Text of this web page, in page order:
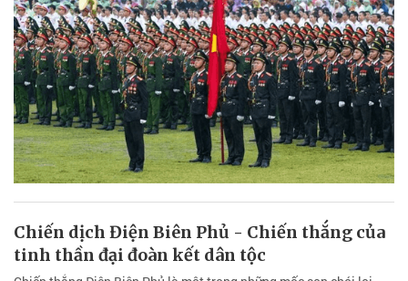
Chiến dịch Điện Biên Phủ - Chiến thắng của
tinh thần đại đoàn kết dân tộc